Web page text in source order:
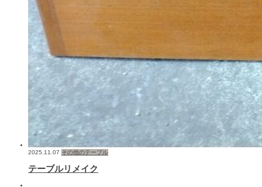
2025.11.07 その他のテーブル
テーブルリメイク